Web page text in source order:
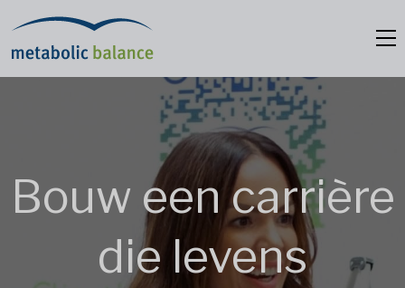
Bouw een carrière
die levens